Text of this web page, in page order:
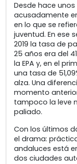
Desde hace
acusadamente
en lo que se
juventud. En ese
2019 la tasa de
25 años era del
la EPA y, en el
una tasa de
alza. Una
momento
tampoco la leve
paliado.
Con los últimos
el drama:
andaluces está
dos ciudades